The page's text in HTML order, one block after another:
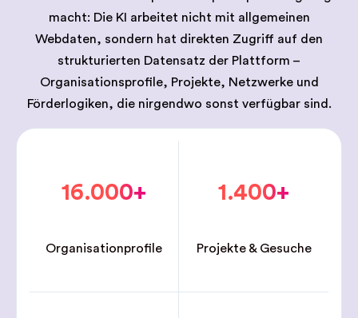
macht: Die KI arbeitet nicht mit allgemeinen
Webdaten, sondern hat direkten Zugriff auf den
strukturierten Datensatz der Plattform –
Organisationsprofile, Projekte, Netzwerke und
Förderlogiken, die nirgendwo sonst verfügbar sind.
16.000+
Organisationprofile
1.400+
Projekte & Gesuche